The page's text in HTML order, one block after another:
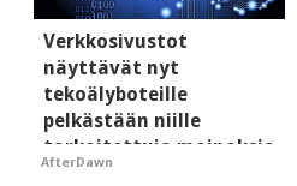
Verkkosivustot
näyttävät nyt
tekoälyboteille
pelkästään niille
tarkoitettuja mainoksia
- vaikuttaa tekoälyn
AfterDawn